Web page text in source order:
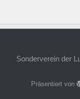
Sonderverein der
Präsentiert von